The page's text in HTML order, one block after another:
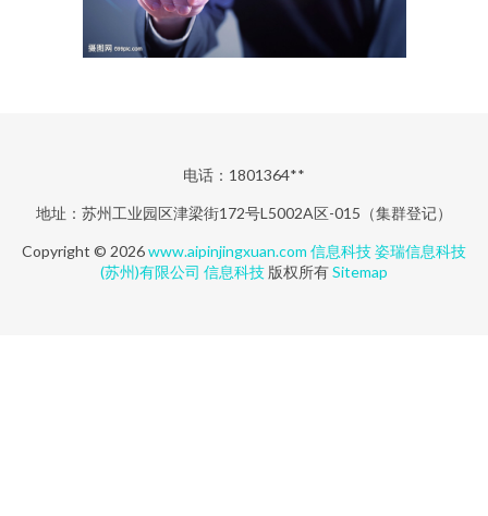
电话：1801364**
地址：苏州工业园区津梁街172号L5002A区-015（集群登记）
Copyright © 2026www.aipinjingxuan.com 信息科技姿瑞信息科技
(苏州)有限公司 信息科技 版权所有Sitemap